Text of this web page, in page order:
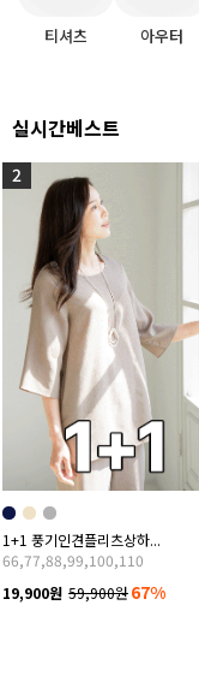
티셔츠 아우터
실시간베스트
2
1+1 풍기인견플리츠상하...
66,77,88,99,100,110
19,900원 59,900원67%